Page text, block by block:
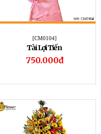
[CM0104]
Tài Lợi Tiến
750.000đ